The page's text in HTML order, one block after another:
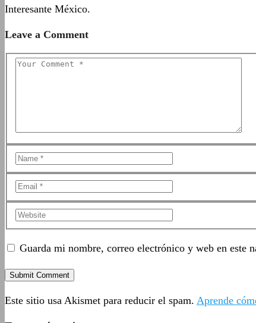
Interesante México.
Leave a Comment
Guarda mi nombre, correo electrónico y web en este
Este sitio usa Akismet para reducir el spam. Aprende